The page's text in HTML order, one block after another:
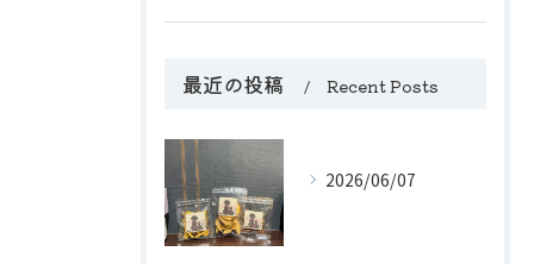
最近の投稿 Recent Posts
2026/06/07